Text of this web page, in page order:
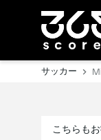
サッカー
こちらも